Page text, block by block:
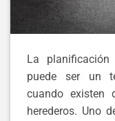
La
puede ser un
cuando existen
herederos. Uno